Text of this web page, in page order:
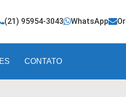
(21) 95954-3043 WhatsApp
CONTATO